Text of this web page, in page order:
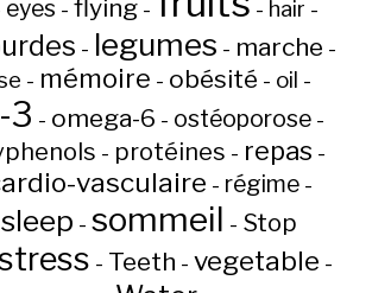
eyes - flying - - hair -
- legumes - marche -
- mémoire - obésité - oil -
3 - omega-6 - ostéoporose -
- protéines - repas -
vasculaire - régime-
sleep - sommeil - Stop
- Teeth - vegetable -